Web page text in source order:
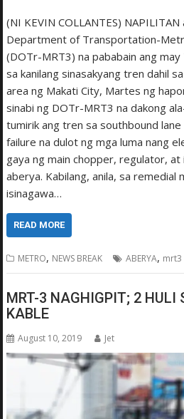
(NI KEVIN COLLANTES)
Department of Transportation-
(DOTr-MRT3) na pababain ang
sa kanilang sinasakyang tren dahil
area ng Makati City, Martes ng
sinabi ng DOTr-MRT3 na dakong
tumirik ang tren sa southbound lane
failure na dulot ng mga luma nang
gaya ng main chopper, regulator, at
aberya. Kabilang, anila, sa remedial
isinagawa…
READ MORE
METRO, NEWS BREAK ABERYA, mrt3
MRT-3 NAGHIGPIT; 2 HULI
KABLE
August 10, 2019 Jet